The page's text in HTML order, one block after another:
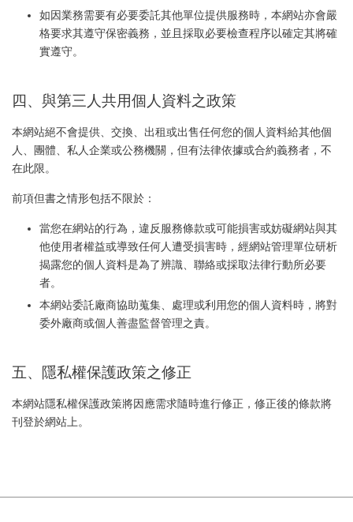
如因業務需要有必要委託其他單位提供服務時，本網站亦會嚴
格要求其遵守保密義務，並且採取必要檢查程序以確定其將確
實遵守。
四、與第三人共用個人資料之政策
本網站絕不會提供、交換、出租或出售任何您的個人資料給其他個
人、團體、私人企業或公務機關，但有法律依據或合約義務者，不
在此限。
前項但書之情形包括不限於：
當您在網站的行為，違反服務條款或可能損害或妨礙網站與其
他使用者權益或導致任何人遭受損害時，經網站管理單位研析
揭露您的個人資料是為了辨識、聯絡或採取法律行動所必要
者。
本網站委託廠商協助蒐集、處理或利用您的個人資料時，將對
委外廠商或個人善盡監督管理之責。
五、隱私權保護政策之修正
本網站隱私權保護政策將因應需求隨時進行修正，修正後的條款將
刊登於網站上。